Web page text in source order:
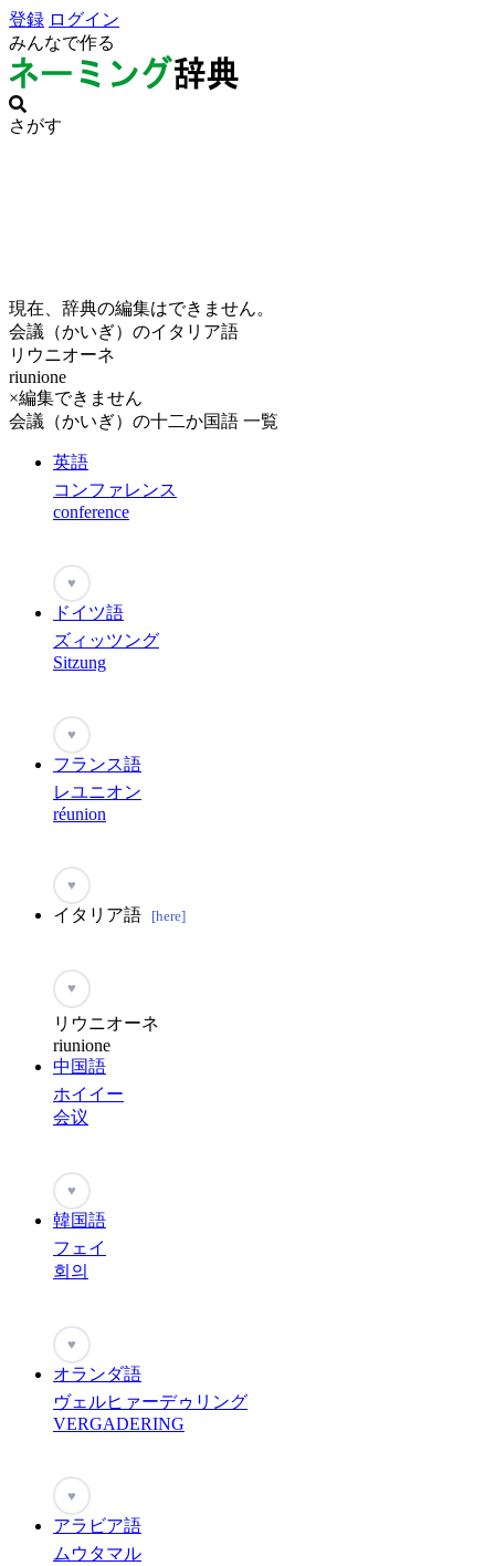
登録 ログイン
みんなで作る
さがす
現在、辞典の編集はできません。
会議（かいぎ）のイタリア語
リウニオーネ
riunione
×編集できません
会議（かいぎ）の十二か国語 一覧
英語
コンファレンス
conference
♥
ドイツ語
ズィッツング
Sitzung
♥
フランス語
レユニオン
réunion
♥
イタリア語 [here]
♥
リウニオーネ
riunione
中国語
ホイイー
会议
♥
韓国語
フェイ
회의
♥
オランダ語
ヴェルヒァーデゥリング
VERGADERING
♥
アラビア語
ムウタマル